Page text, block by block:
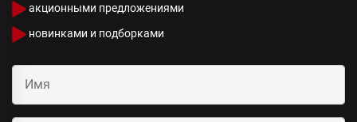
акционными предложениями
новинками и подборками